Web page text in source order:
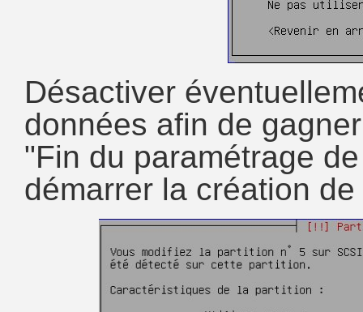
Désactiver
données afin de
"Fin du paramétrage
démarrer la création